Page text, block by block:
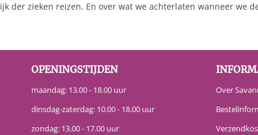
der zieken reizen. En over wat we achterlaten wanneer we
OPENINGSTIJDEN
maandag: 13.00 - 18.00 uur
dinsdag-zaterdag: 10.00 - 18.00 uur
zondag: 13.00 - 17.00 uur
Over